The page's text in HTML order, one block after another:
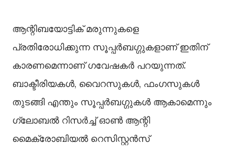
ആന്റിബയോട്ടിക് മരുന്നുകളെ
പ്രതിരോധിക്കുന്ന സൂപ്പർബഗ്ഗുകളാണ് ഇതിന്
കാരണമെന്നാണ് ഗവേഷകർ പറയുന്നത്.
ബാക്ടീരിയകള്‍, വൈറസുകള്‍, ഫംഗസുകള്‍
തുടങ്ങി എന്തും സൂപ്പർബഗ്ഗുകള്‍ ആകാമെന്നും
ഗ്ലോബല്‍ റിസർച്ച്‌ ഓണ്‍ ആന്റി
മൈക്രോബിയല്‍ റെസിസ്റ്റൻസ്